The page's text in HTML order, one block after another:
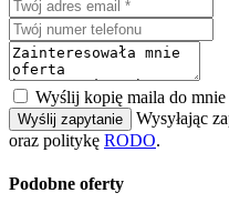
Wyślij kopię maila do mnie
Wyślij zapytanie Wysyłając
oraz politykę RODO.
Podobne oferty